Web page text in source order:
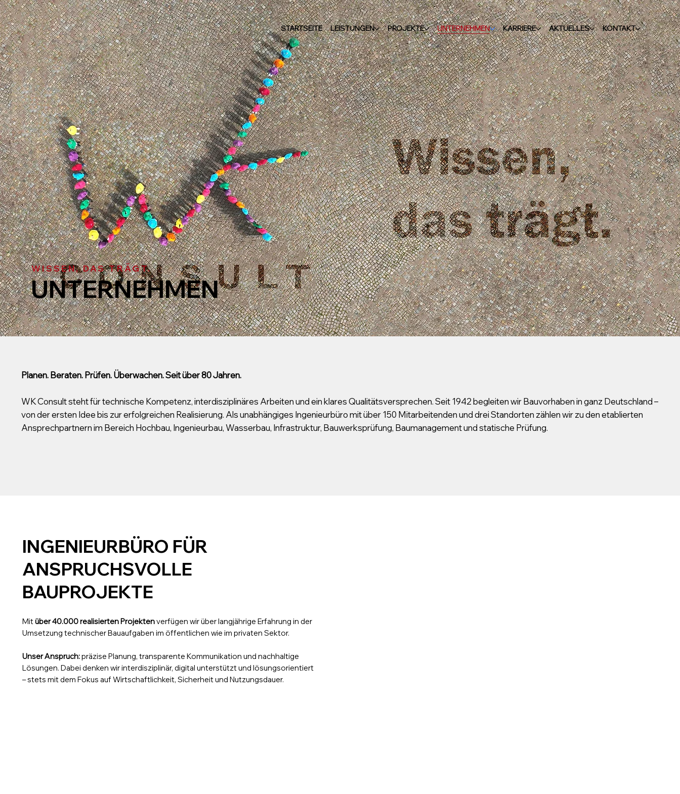
STARTSEITE LEISTUNGEN PROJEKTE UNTERNEHMEN KARRIERE AKTUELLES KONTAKT
WISSEN, DAS TRÄGT.
UNTERNEHMEN
Planen. Beraten. Prüfen. Überwachen. Seit über 80 Jahren.
WK Consult steht für technische Kompetenz, interdisziplinäres Arbeiten und ein klares Qualitätsversprechen. Seit 1942 begleiten wir Bauvorhaben in ganz Deutschland –
von der ersten Idee bis zur erfolgreichen Realisierung. Als unabhängiges Ingenieurbüro mit über 150 Mitarbeitenden und drei Standorten zählen wir zu den etablierten
Ansprechpartnern im Bereich Hochbau, Ingenieurbau, Wasserbau, Infrastruktur, Bauwerksprüfung, Baumanagement und statische Prüfung.
Mitüber 40.000 realisierten Projektenverfügen wir über langjährige Erfahrung in der
Umsetzung technischer Bauaufgaben im öffentlichen wie im privaten Sektor.
Unser Anspruch:präzise Planung, transparente Kommunikation und nachhaltige
Lösungen. Dabei denken wir interdisziplinär, digital unterstützt und lösungsorientiert
– stets mit dem Fokus auf Wirtschaftlichkeit, Sicherheit und Nutzungsdauer.
INGENIEURBÜRO FÜR
ANSPRUCHSVOLLE
BAUPROJEKTE